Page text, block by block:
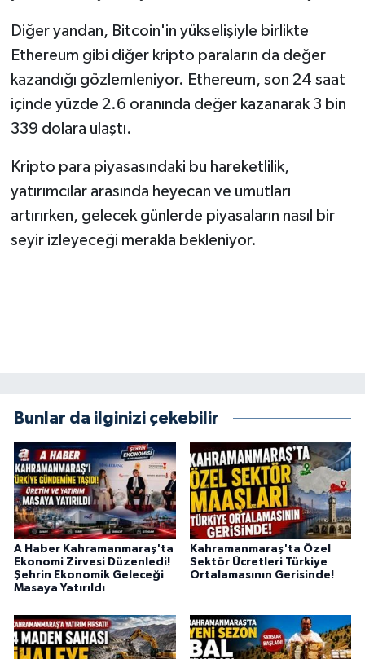
Diğer yandan, Bitcoin'in yükselişiyle birlikte
Ethereum gibi diğer kripto paraların da değer
kazandığı gözlemleniyor. Ethereum, son 24 saat
içinde yüzde 2.6 oranında değer kazanarak 3 bin
339 dolara ulaştı.
Kripto para piyasasındaki bu hareketlilik,
yatırımcılar arasında heyecan ve umutları
artırırken, gelecek günlerde piyasaların nasıl bir
seyir izleyeceği merakla bekleniyor.
Bunlar da ilginizi çekebilir
A Haber Kahramanmaraş'ta
Ekonomi Zirvesi Düzenledi!
Şehrin Ekonomik Geleceği
Masaya Yatırıldı
Kahramanmaraş'ta Özel
Sektör Ücretleri Türkiye
Ortalamasının Gerisinde!
ASAYİŞ
SEÇİM 2015
YARIŞMALAR